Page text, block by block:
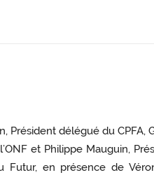
Président délégué du
et Philippe Mauguin,
en présence de